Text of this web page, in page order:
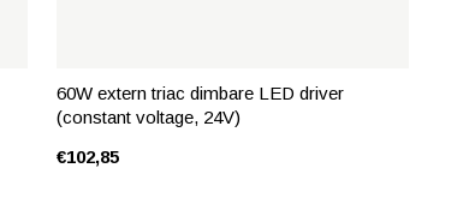
60W extern triac dimbare LED driver
(constant voltage, 24V)
€102,85